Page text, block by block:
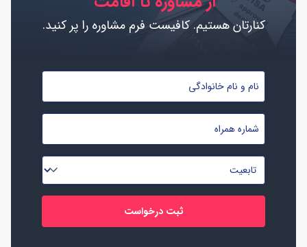
کنارتان هستیم. کافیست فرم مشاوره را پر کنید.
نام
نام
خانوادگی
*
شماره
موبایل
*
تابعیت
*